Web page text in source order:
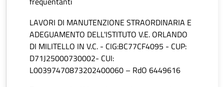
LAVORI DI MANUTENZIONE STRAORDINARIA E
ADEGUAMENTO DELL'ISTITUTO V.E. ORLANDO
DI MILITELLO IN V.C. - CIG:BC77CF4095 - CUP:
D71J25000730002- CUI:
L00397470873202400060 – RdO 6449616